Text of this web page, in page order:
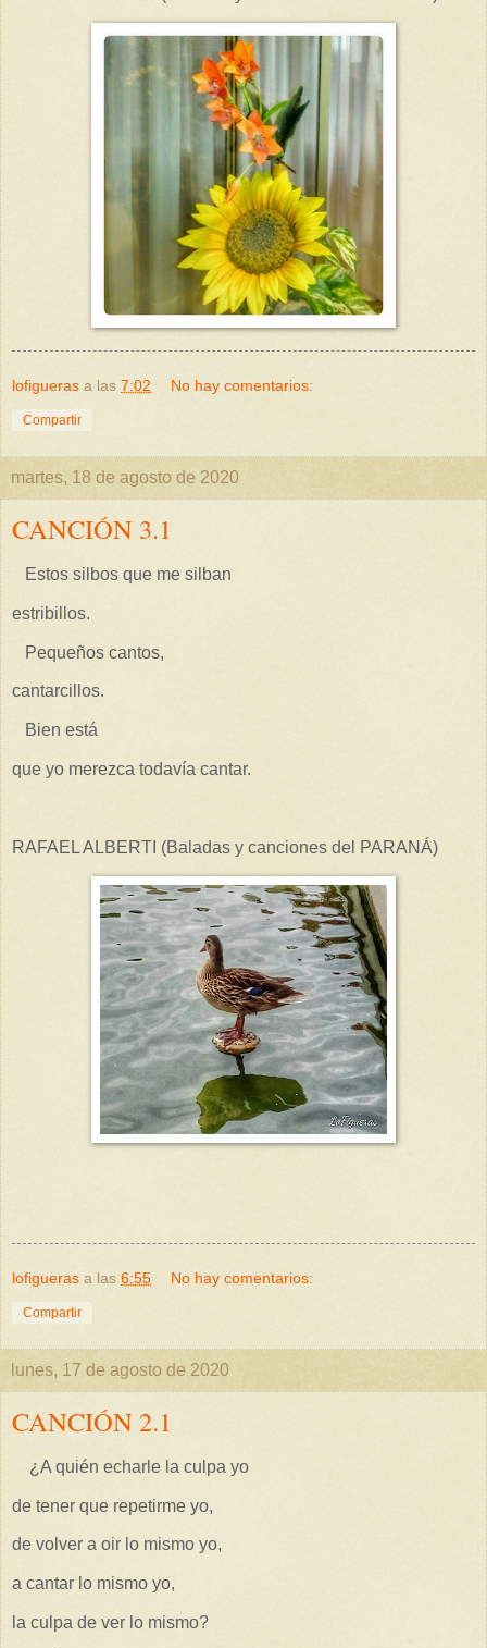
lofigueras a las 7:02 No hay comentarios:
Compartir
martes, 18 de agosto de 2020
CANCIÓN 3.1
Estos silbos que me silban
estribillos.
Pequeños cantos,
cantarcillos.
Bien está
que yo merezca todavía cantar.
RAFAEL ALBERTI (Baladas y canciones del PARANÁ)
lofigueras a las 6:55 No hay comentarios:
Compartir
lunes, 17 de agosto de 2020
CANCIÓN 2.1
¿A quién echarle la culpa yo
de tener que repetirme yo,
de volver a oir lo mismo yo,
a cantar lo mismo yo,
la culpa de ver lo mismo?